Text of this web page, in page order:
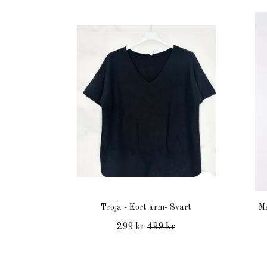
Tröja - Kort ärm- Svart
299 kr499 kr